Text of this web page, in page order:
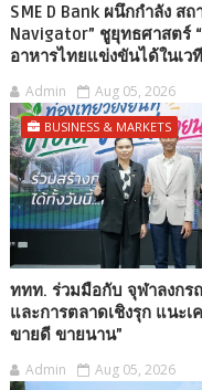
SME D Bank ผนึกกำลัง สถ
Navigator” ชูยุทธศาสตร์
อาหารไทยแข่งขันได้ในเว
Admin Aug 05, 2026
BUSINESS & MARKETS
ททท. ร่วมมือกับ จุฬาลงก
และการตลาดเชิงรุก แนะ
ขายดี ขายนาน”
Admin Aug 05, 2026